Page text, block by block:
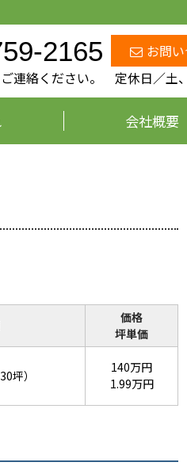
2165
お問
連絡ください。 定休日／土
会社概要
価格
坪単価
坪）
140万円
1.99万円